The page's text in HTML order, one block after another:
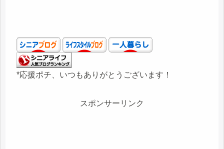
*応援ポチ、いつもありがとうございます！
スポンサーリンク